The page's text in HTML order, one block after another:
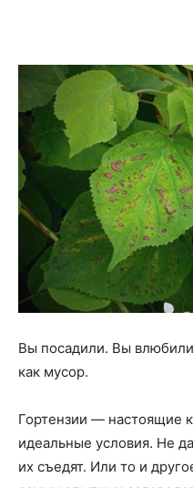
Вы посадили. Вы
как мусор.
Гортензии — настоящие
идеальные условия. Не
их съедят. Или то и